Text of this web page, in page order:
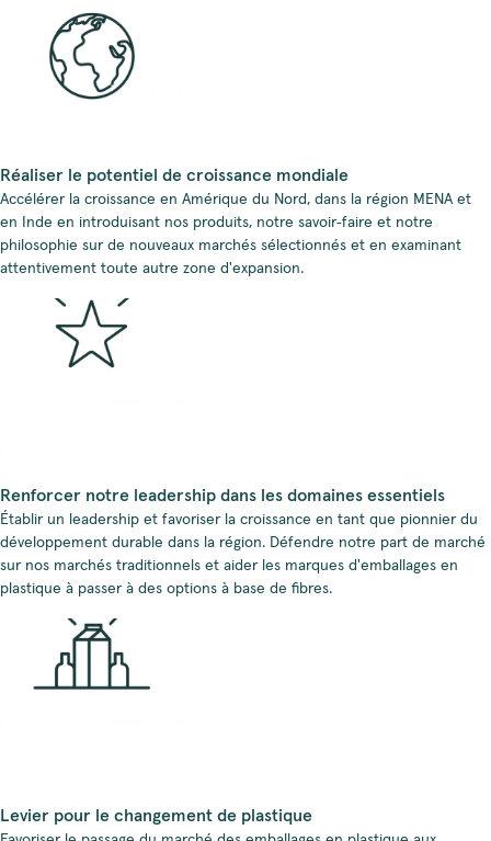
Réaliser le potentiel de croissance mondiale
Accélérer la croissance en Amérique du Nord, dans la région MENA et
en Inde en introduisant nos produits, notre savoir‑faire et notre
philosophie sur de nouveaux marchés sélectionnés et en examinant
attentivement toute autre zone d'expansion.
Renforcer notre leadership dans les domaines essentiels
Établir un leadership et favoriser la croissance en tant que pionnier du
développement durable dans la région. Défendre notre part de marché
sur nos marchés traditionnels et aider les marques d'emballages en
plastique à passer à des options à base de fibres.
Levier pour le changement de plastique